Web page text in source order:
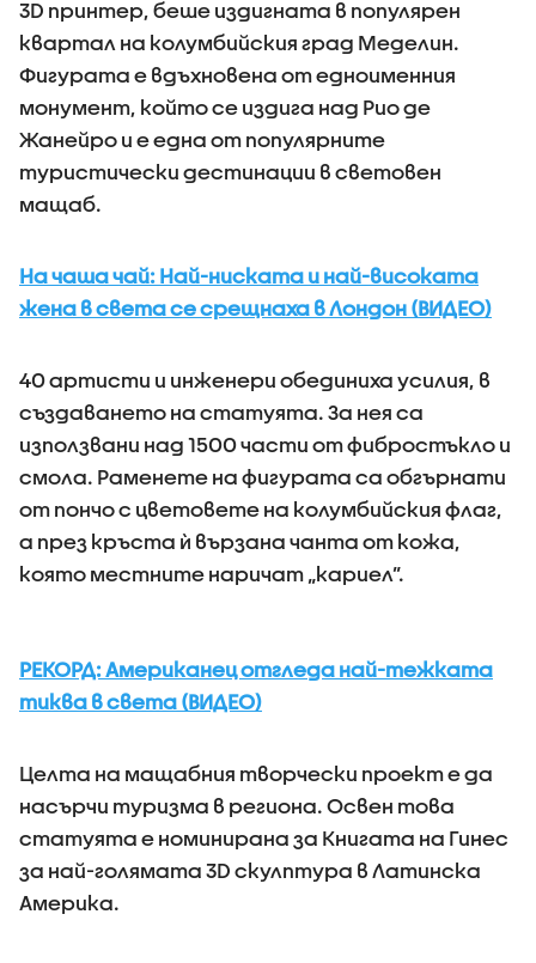
3D принтер, беше издигната в популярен
квартал на колумбийския град Меделин.
Фигурата е вдъхновена от едноименния
монумент, който се издига над Рио де
Жанейро и е една от популярните
туристически дестинации в световен
мащаб.
На чаша чай: Най-ниската и най-високата
жена в света се срещнаха в Лондон (ВИДЕО)
40 артисти и инженери обединиха усилия, в
създаването на статуята. За нея са
използвани над 1500 части от фибростъкло и
смола. Раменете на фигурата са обгърнати
от пончо с цветовете на колумбийския флаг,
а през кръста ѝ вързана чанта от кожа,
която местните наричат „кариел”.
РЕКОРД: Американец отгледа най-тежката
тиква в света (ВИДЕО)
Целта на мащабния творчески проект е да
насърчи туризма в региона. Освен това
статуята е номинирана за Книгата на Гинес
за най-голямата 3D скулптура в Латинска
Америка.